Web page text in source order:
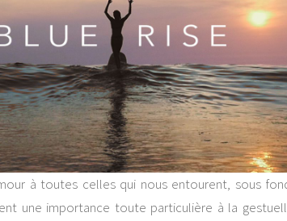
à toutes celles qui nous entourent, sous
une importance toute particulière à la